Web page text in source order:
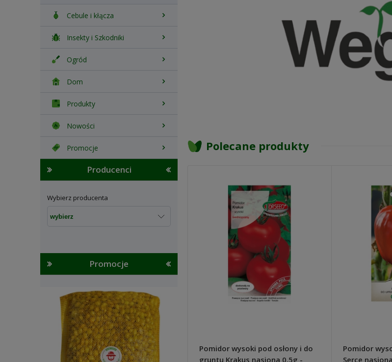
Cebule i kłącza
Insekty i Szkodniki
Ogród
Dom
Produkty
Nowości
Promocje
Producenci
Wybierz producenta
Promocje
Polecane produkty
Pomidor wysoki pod osłony i do
gruntu Krakus nasiona 0,5g -
Pomidor
Serce